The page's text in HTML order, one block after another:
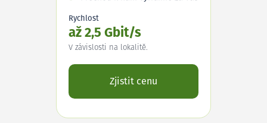
Rychlost
až 2,5 Gbit/s
V závislosti na lokalitě.
Zjistit cenu